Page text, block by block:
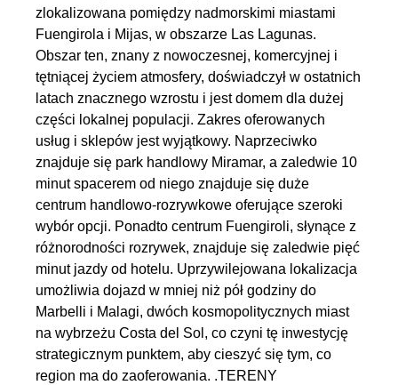
zlokalizowana pomiędzy nadmorskimi miastami
Fuengirola i Mijas, w obszarze Las Lagunas.
Obszar ten, znany z nowoczesnej, komercyjnej i
tętniącej życiem atmosfery, doświadczył w ostatnich
latach znacznego wzrostu i jest domem dla dużej
części lokalnej populacji. Zakres oferowanych
usług i sklepów jest wyjątkowy. Naprzeciwko
znajduje się park handlowy Miramar, a zaledwie 10
minut spacerem od niego znajduje się duże
centrum handlowo-rozrywkowe oferujące szeroki
wybór opcji. Ponadto centrum Fuengiroli, słynące z
różnorodności rozrywek, znajduje się zaledwie pięć
minut jazdy od hotelu. Uprzywilejowana lokalizacja
umożliwia dojazd w mniej niż pół godziny do
Marbelli i Malagi, dwóch kosmopolitycznych miast
na wybrzeżu Costa del Sol, co czyni tę inwestycję
strategicznym punktem, aby cieszyć się tym, co
region ma do zaoferowania. .TERENY